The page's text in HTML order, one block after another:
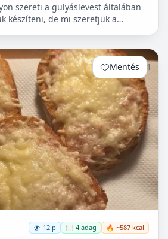
szereti a gulyáslevest általában
készíteni, de mi szeretjük a
Mentés 1
12 p 🍽️ 4 adag 🔥 ~587 kcal